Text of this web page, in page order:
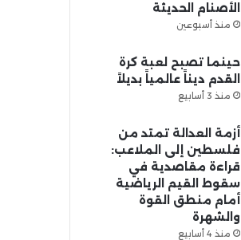
الأصنام الحديثة
منذ أسبوعين
حينما تصبح لعبة كرة
القدم ديناً عالمياً بديلاً
منذ 3 أسابيع
أزمة العدالة تمتد من
فلسطين إلى الملاعب:
قراءة مقاصدية في
سقوط القيم الرياضية
أمام منطق القوة
والشهرة
منذ 4 أسابيع